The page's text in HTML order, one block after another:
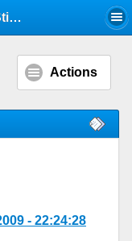
VanDijk Waalwijk - Stijlforum winkeliers - Stijlforum
Actions
- 22:24:28